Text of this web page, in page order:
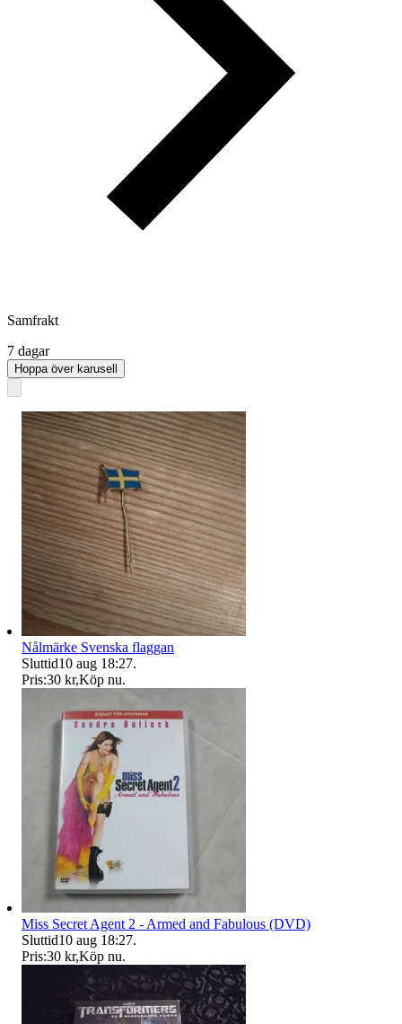
Samfrakt
7 dagar
Hoppa över karusell
Nålmärke Svenska flaggan
Sluttid10 aug 18:27.
Pris:30 kr,Köp nu.
Miss Secret Agent 2 - Armed and Fabulous (DVD)
Sluttid10 aug 18:27.
Pris:30 kr,Köp nu.